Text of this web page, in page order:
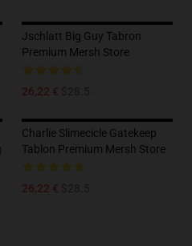
Jschlatt Big Guy Tabron
Premium Mersh Store
26,22 €
Charlie Slimecicle Gatekeep
Tablon Premium Mersh Store
26,22 €